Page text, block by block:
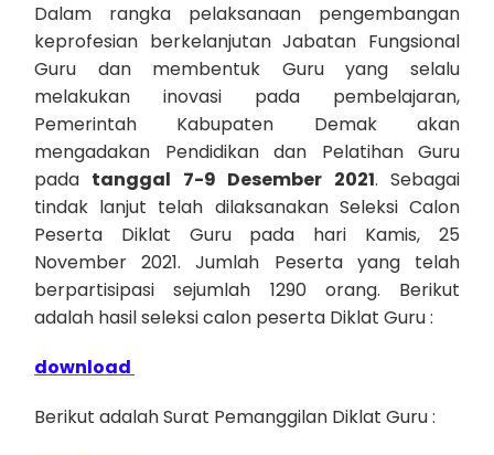
Dalam rangka pelaksanaan pengembangan
keprofesian berkelanjutan Jabatan Fungsional
Guru dan membentuk Guru yang selalu
melakukan inovasi pada pembelajaran,
Pemerintah Kabupaten Demak akan
mengadakan Pendidikan dan Pelatihan Guru
pada tanggal 7-9 Desember 2021. Sebagai
tindak lanjut telah dilaksanakan Seleksi Calon
Peserta Diklat Guru pada hari Kamis, 25
November 2021. Jumlah Peserta yang telah
berpartisipasi sejumlah 1290 orang. Berikut
adalah hasil seleksi calon peserta Diklat Guru :
download
Berikut adalah Surat Pemanggilan Diklat Guru :